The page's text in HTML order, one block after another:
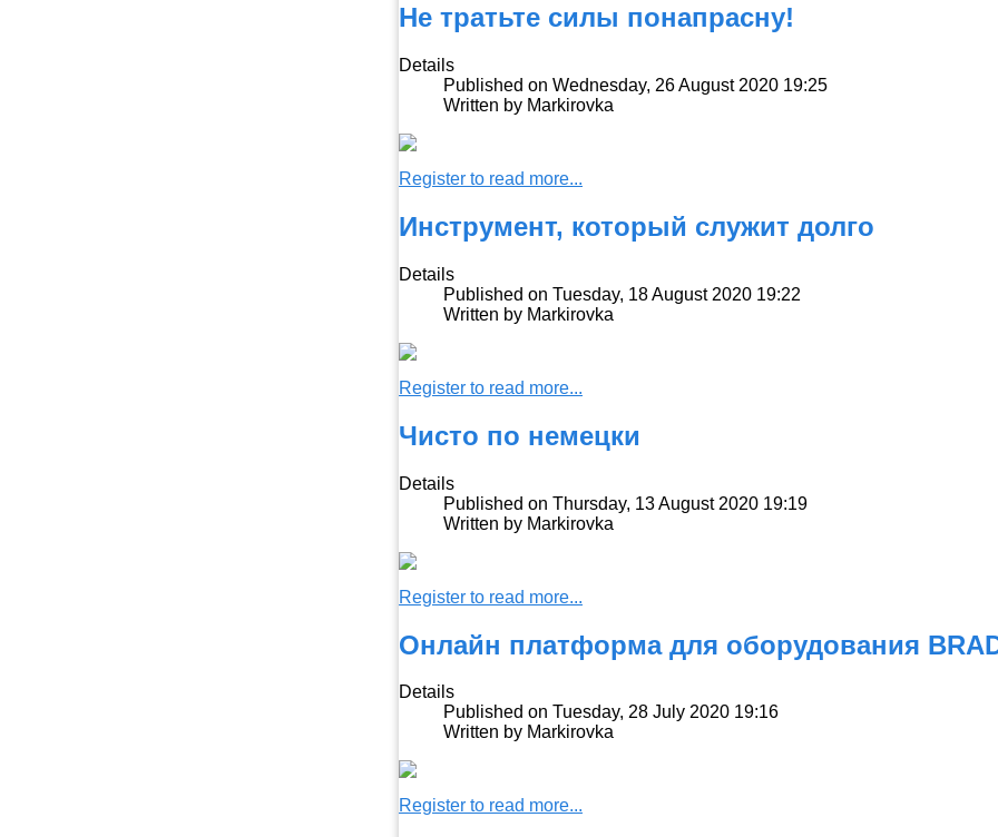
Не тратьте силы понапрасну!
Details
Published on Wednesday, 26 August 2020 19:25
Written by Markirovka
Register to read more...
Инструмент, который служит долго
Details
Published on Tuesday, 18 August 2020 19:22
Written by Markirovka
Register to read more...
Чисто по немецки
Details
Published on Thursday, 13 August 2020 19:19
Written by Markirovka
Register to read more...
Онлайн платформа для оборудования
Details
Published on Tuesday, 28 July 2020 19:16
Written by Markirovka
Register to read more...